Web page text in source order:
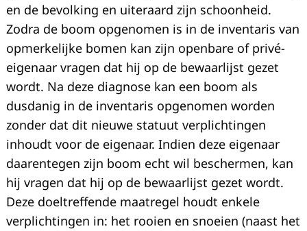
en de bevolking en uiteraard zijn schoonheid.
Zodra de boom opgenomen is in de inventaris van
opmerkelijke bomen kan zijn openbare of privé-
eigenaar vragen dat hij op de bewaarlijst gezet
wordt. Na deze diagnose kan een boom als
dusdanig in de inventaris opgenomen worden
zonder dat dit nieuwe statuut verplichtingen
inhoudt voor de eigenaar. Indien deze eigenaar
daarentegen zijn boom echt wil beschermen, kan
hij vragen dat hij op de bewaarlijst gezet wordt.
Deze doeltreffende maatregel houdt enkele
verplichtingen in: het rooien en snoeien (naast het
Recherche
: